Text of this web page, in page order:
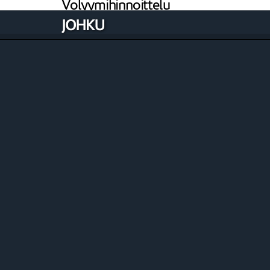
Volyymihinnoittelu
Kun vahvaa tunnistusta halutaan käyttää
suurempia. Tällöin kannattaa ottaa käyttöön